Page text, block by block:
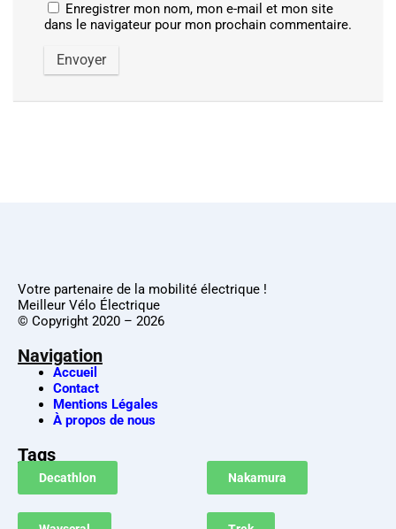
Enregistrer mon nom, mon e-mail et mon site
dans le navigateur pour mon prochain commentaire.
Votre partenaire de la mobilité électrique !
Meilleur Vélo Électrique
© Copyright 2020 – 2026
Navigation
Accueil
Contact
Mentions Légales
À propos de nous
Tags
Decathlon Nakamura